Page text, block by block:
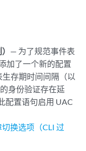
— 为了规范事件表
加了一个新的配置
存期时间间隔（以
身份验证存在延
配置语句启用 UAC
换选项（CLI 过